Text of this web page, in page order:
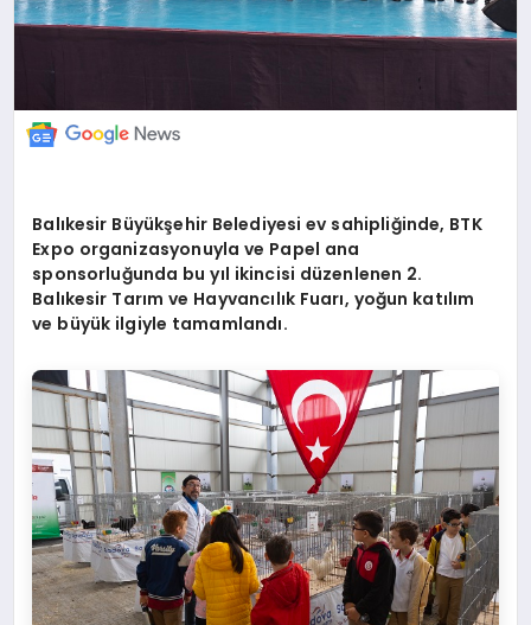
Balıkesir Büyükşehir Belediyesi ev sahipliğinde, BTK
Expo organizasyonuyla ve Papel ana
sponsorluğunda bu yıl ikincisi düzenlenen 2.
Balıkesir Tarım ve Hayvancılık Fuarı, yoğun katılım
ve büyük ilgiyle tamamlandı.